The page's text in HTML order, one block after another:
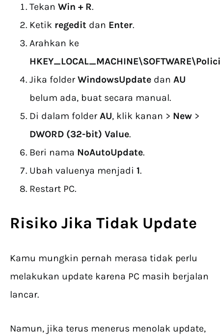
Tekan Win + R.
Ketik regedit dan Enter.
Arahkan ke
Jika folder WindowsUpdate dan AU
belum ada, buat secara manual.
Di dalam folder AU, klik kanan > New >
DWORD (32-bit) Value.
Beri nama NoAutoUpdate.
Ubah valuenya menjadi 1.
Restart PC.
Risiko Jika Tidak Update
Kamu mungkin pernah merasa tidak perlu
melakukan update karena PC masih berjalan
lancar.
Namun, jika terus menerus menolak update,